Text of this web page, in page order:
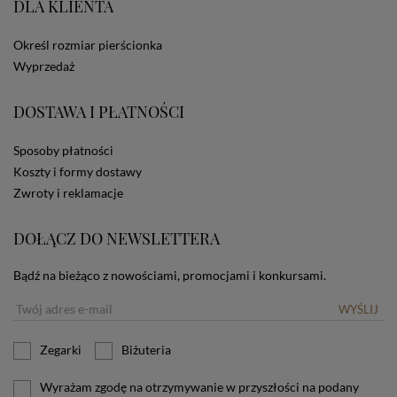
ze Sklepu bez zmiany ustawień w przeglądarce
zamieszczane w urządzeniu końcowym każdego
użytkownika. Jeżeli użytkownik nie wyraża zgody na
informacji o plikach cookies.
DLA KLIENTA
Określ rozmiar pierścionka
Wyprzedaż
DOSTAWA I PŁATNOŚCI
Sposoby płatności
Koszty i formy dostawy
Zwroty i reklamacje
DOŁĄCZ DO NEWSLETTERA
Bądź na bieżąco z nowościami, promocjami i konkursami.
WYŚLIJ
Zegarki Biżuteria
Wyrażam zgodę na otrzymywanie w przyszłości na podany